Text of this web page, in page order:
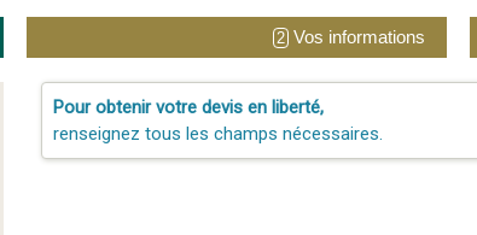
2 Vos informations
Pour obtenir votre devis en liberté,
renseignez tous les champs nécessaires.